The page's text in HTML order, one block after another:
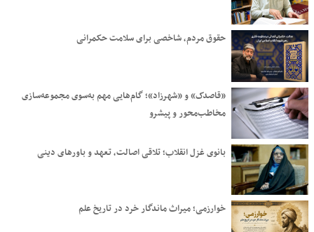
حقوق مردم، شاخصی برای سلامت حکمرانی
«قاصدک» و «شهرزاد»؛ گام‌هایی مهم به‌سوی مجموعه‌سازی
مخاطب‌محور و پیشرو
بانوی غزل انقلاب؛ تلاقی اصالت، تعهد و باورهای دینی
خوارزمی؛ میراث ماندگار خرد در تاریخ علم